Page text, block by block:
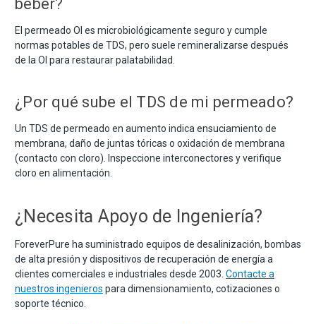
beber?
El permeado OI es microbiológicamente seguro y cumple
normas potables de TDS, pero suele remineralizarse después
de la OI para restaurar palatabilidad.
¿Por qué sube el TDS de mi permeado?
Un TDS de permeado en aumento indica ensuciamiento de
membrana, daño de juntas tóricas o oxidación de membrana
(contacto con cloro). Inspeccione interconectores y verifique
cloro en alimentación.
¿Necesita Apoyo de Ingeniería?
ForeverPure ha suministrado equipos de desalinización, bombas
de alta presión y dispositivos de recuperación de energía a
clientes comerciales e industriales desde 2003. Contacte a
nuestros ingenieros para dimensionamiento, cotizaciones o
soporte técnico.